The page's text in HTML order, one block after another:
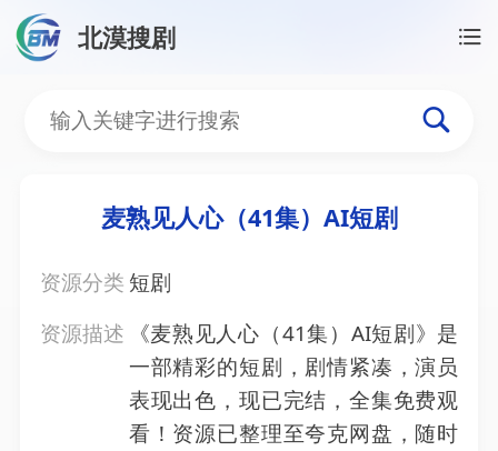
北漠搜剧
麦熟见人心（41集）AI短
麦熟见人心（41集）AI短剧
资源分类 短剧
资源描述
《麦熟见人心（41集）AI短剧》是
一部精彩的短剧，剧情紧凑，演员
表现出色，现已完结，全集免费观
看！资源已整理至夸克网盘，随时